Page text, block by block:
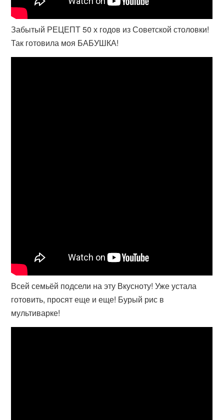
Забытый РЕЦЕПТ 50 х годов из Советской столовки!
Так готовила моя БАБУШКА!
Всей семьёй подсели на эту Вкусноту! Уже устала
готовить, просят еще и еще! Бурый рис в
мультиварке!